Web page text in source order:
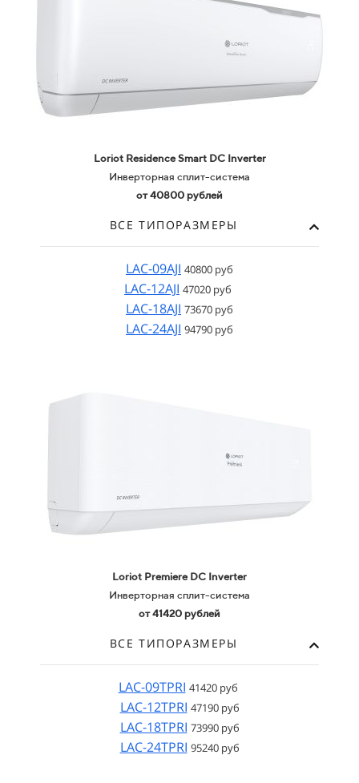
Loriot Residence SmartDC Inverter
Инверторная сплит-система
от 40800 рублей
ВСЕ ТИПОРАЗМЕРЫ
LAC-09AJI 40800 руб
LAC-12AJI 47020 руб
LAC-18AJI 73670 руб
LAC-24AJI 94790 руб
Loriot PremiereDC Inverter
Инверторная сплит-система
от 41420 рублей
ВСЕ ТИПОРАЗМЕРЫ
LAC-09TPRI 41420 руб
LAC-12TPRI 47190 руб
LAC-18TPRI 73990 руб
LAC-24TPRI 95240 руб